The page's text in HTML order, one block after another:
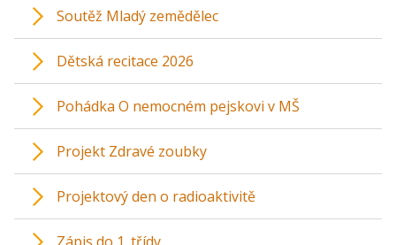
Soutěž Mladý zemědělec
Dětská recitace 2026
Pohádka O nemocném pejskovi v MŠ
Projekt Zdravé zoubky
Projektový den o radioaktivitě